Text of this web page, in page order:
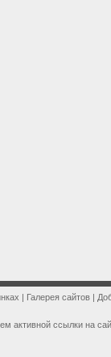
| Галерея сайтов |
активной ссылки на